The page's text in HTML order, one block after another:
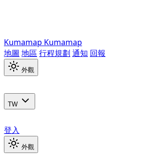
Kumamap Kumamap
地圖 地區 行程規劃 通知 回報
外觀
TW
登入
外觀